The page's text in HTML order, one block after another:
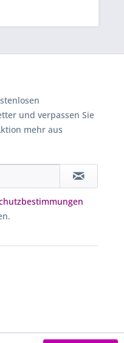
und verpassen Sie
mehr aus